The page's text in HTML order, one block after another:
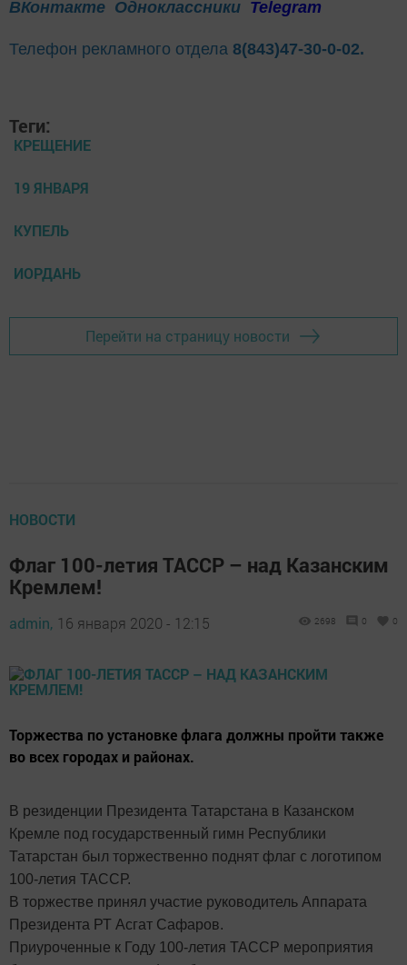
ВКонтакте Одноклассники Telegram
Телефон рекламного отдела 8(843)47-30-0-02.
Теги:
КРЕЩЕНИЕ
19 ЯНВАРЯ
КУПЕЛЬ
ИОРДАНЬ
Перейти на страницу новости
НОВОСТИ
Флаг 100-летия ТАССР – над Казанским
Кремлем!
admin, 16 января 2020 - 12:15 2698 0 0
Торжества по установке флага должны пройти также
во всех городах и районах.
В резиденции Президента Татарстана в Казанском
Кремле под государственный гимн Республики
Татарстан был торжественно поднят флаг с логотипом
100-летия ТАССР.
В торжестве принял участие руководитель Аппарата
Президента РТ Асгат Сафаров.
Приуроченные к Году 100-летия ТАССР мероприятия